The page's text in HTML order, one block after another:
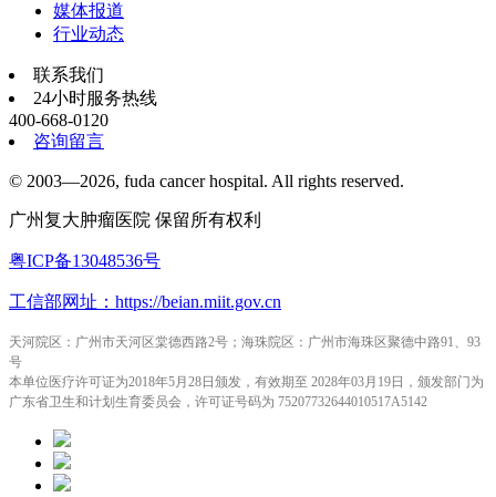
媒体报道
行业动态
联系我们
24小时服务热线
400-668-0120
咨询留言
© 2003—2026, fuda cancer hospital. All rights reserved.
广州复大肿瘤医院 保留所有权利
粤ICP备13048536号
工信部网址：https://beian.miit.gov.cn
天河院区：广州市天河区棠德西路2号；海珠院区：广州市海珠区聚德中路91、93
号
本单位医疗许可证为2018年5月28日颁发，有效期至 2028年03月19日，颁发部门为
广东省卫生和计划生育委员会，许可证号码为 75207732644010517A5142